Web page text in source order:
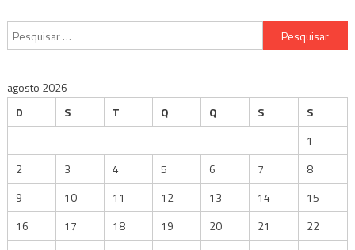
Pesquisar
por:
agosto 2026
D
S T Q Q S
S
1
2
3 4 5 6 7
8
9
10 11 12 13 14
15
16
17 18 19 20 21
22